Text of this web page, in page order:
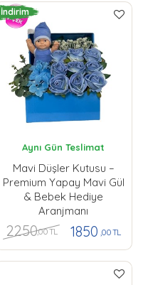
İndirim
Aynı Gün Teslimat
Mavi Düşler Kutusu –
Premium Yapay Mavi Gül
& Bebek Hediye
Aranjmanı
2250,00 TL 1850 ,00 TL